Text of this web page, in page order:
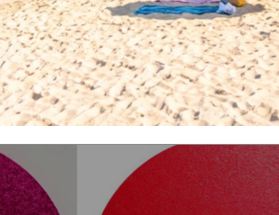
x 1,3 cm
Cake Board rund Marmor
cm x 1,2 cm Tortenplatte von
Zoll
3,55 €*